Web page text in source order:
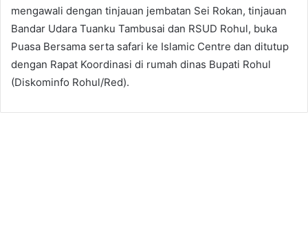
mengawali dengan tinjauan jembatan Sei Rokan, tinjauan
Bandar Udara Tuanku Tambusai dan RSUD Rohul, buka
Puasa Bersama serta safari ke Islamic Centre dan ditutup
dengan Rapat Koordinasi di rumah dinas Bupati Rohul
(Diskominfo Rohul/Red).